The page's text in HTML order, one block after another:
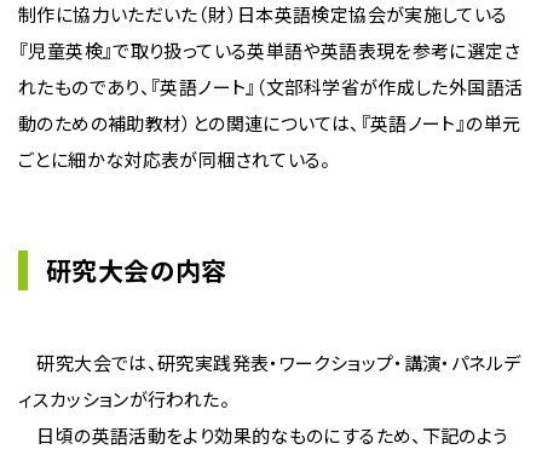
制作に協力いただいた（財）日本英語検定協会が実施している
『児童英検』で取り扱っている英単語や英語表現を参考に選定さ
れたものであり、『英語ノート』（文部科学省が作成した外国語活
動のための補助教材）との関連については、『英語ノート』の単元
ごとに細かな対応表が同梱されている。
研究大会の内容
研究大会では、研究実践発表・ワークショップ・講演・パネルデ
ィスカッションが行われた。
日頃の英語活動をより効果的なものにするため、下記のよう